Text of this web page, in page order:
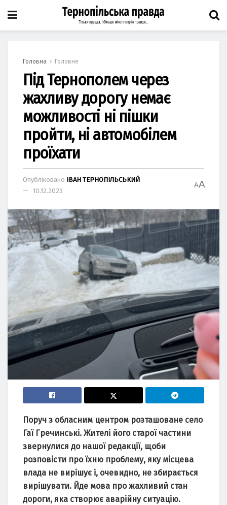
Головна Головне
Під Тернополем через
жахливу дорогу немає
можливості ні пішки
пройти, ні автомобілем
проїхати
Опубліковано ІВАН ТЕРНОПІЛЬСЬКИЙ
10.12.2023
AA
Поруч з обласним центром розташоване село
Гаї Гречинські. Жителі його старої частини
звернулися до нашої редакції, щоби
розповісти про їхню проблему, яку місцева
влада не вирішує і, очевидно, не збирається
вирішувати. Йде мова про жахливий стан
дороги, яка створює аварійну ситуацію.